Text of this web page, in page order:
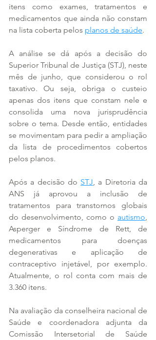
itens como exames, tratamentos e
medicamentos que ainda não constam
na lista coberta pelos planos de saúde.
A análise se dá após a decisão do
Superior Tribunal de Justiça (STJ), neste
mês de junho, que considerou o rol
taxativo. Ou seja, obriga o custeio
apenas dos itens que constam nele e
consolida uma nova jurisprudência
sobre o tema. Desde então, entidades
se movimentam para pedir a ampliação
da lista de procedimentos cobertos
pelos planos.
Após a decisão do STJ , a Diretoria da
ANS já aprovou a inclusão de
tratamentos para transtornos globais
do desenvolvimento, como o autismo
Asperger e Síndrome de Rett, de
medicamentos para doenças
degenerativas e aplicação de
contraceptivo injetável, por exemplo.
Atualmente, o rol conta com mais de
3.360 itens.
Na avaliação da conselheira nacional de
Saúde e coordenadora adjunta da
Comissão Intersetorial de Saúde